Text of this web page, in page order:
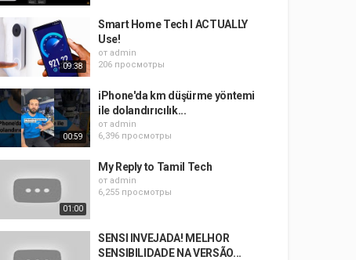
09:38
Smart Home Tech I ACTUALLY
Use!
от admin
206 просмотры
00:59
iPhone'da km düşürme yöntemi
ile dolandırıcılık...
от admin
6,396 просмотры
01:00
My Reply to Tamil Tech
от admin
6,255 просмотры
SENSI INVEJADA! MELHOR
SENSIBILIDADE NA VERSÃO...